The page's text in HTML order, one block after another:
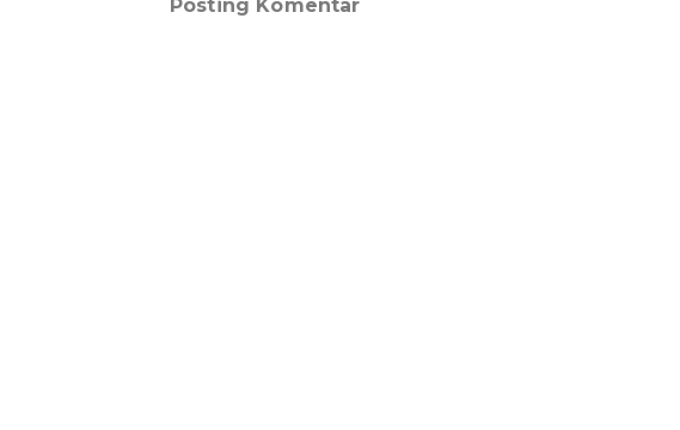
Posting Komentar